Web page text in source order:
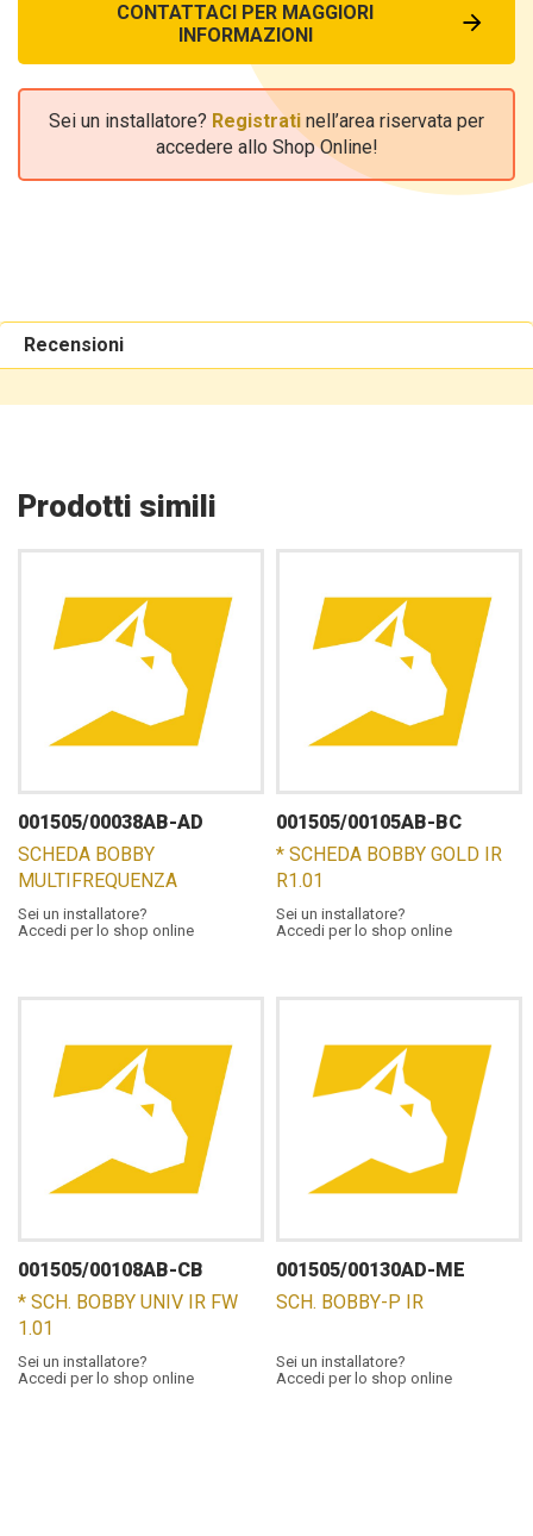
CONTATTACI PER MAGGIORI
INFORMAZIONI
Sei un installatore? Registrati nell’area riservata per
accedere allo Shop Online!
Recensioni
Prodotti simili
001505/00038AB-AD
SCHEDA BOBBY
MULTIFREQUENZA
Sei un installatore?
Accedi per lo shop online
001505/00105AB-BC
* SCHEDA BOBBY GOLD IR
R1.01
Sei un installatore?
Accedi per lo shop online
001505/00108AB-CB
* SCH. BOBBY UNIV IR FW
1.01
Sei un installatore?
Accedi per lo shop online
001505/00130AD-ME
SCH. BOBBY-P IR
Sei un installatore?
Accedi per lo shop online